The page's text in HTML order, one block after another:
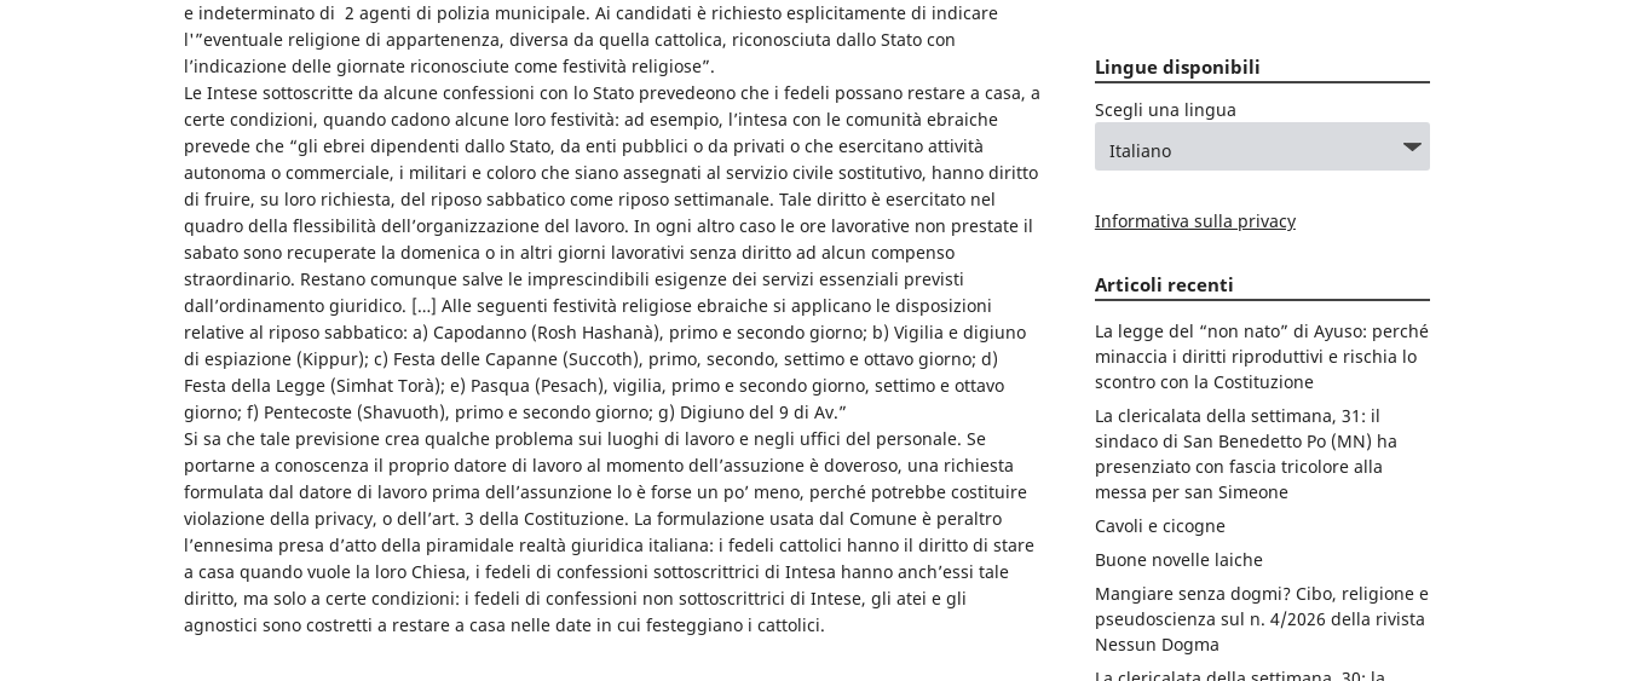
e indeterminato di 2 agenti di polizia municipale. Ai candidati è richiesto esplicitamente di indicare
l'”eventuale religione di appartenenza, diversa da quella cattolica, riconosciuta dallo Stato con
l’indicazione delle giornate riconosciute come festività religiose”.
Le Intese sottoscritte da alcune confessioni con lo Stato prevedeono che i fedeli possano restare a casa, a
certe condizioni, quando cadono alcune loro festività: ad esempio, l’intesa con le comunità ebraiche
prevede che “gli ebrei dipendenti dallo Stato, da enti pubblici o da privati o che esercitano attività
autonoma o commerciale, i militari e coloro che siano assegnati al servizio civile sostitutivo, hanno diritto
di fruire, su loro richiesta, del riposo sabbatico come riposo settimanale. Tale diritto è esercitato nel
quadro della flessibilità dell’organizzazione del lavoro. In ogni altro caso le ore lavorative non prestate il
sabato sono recuperate la domenica o in altri giorni lavorativi senza diritto ad alcun compenso
straordinario. Restano comunque salve le imprescindibili esigenze dei servizi essenziali previsti
dall’ordinamento giuridico. […] Alle seguenti festività religiose ebraiche si applicano le disposizioni
relative al riposo sabbatico: a) Capodanno (Rosh Hashanà), primo e secondo giorno; b) Vigilia e digiuno
di espiazione (Kippur); c) Festa delle Capanne (Succoth), primo, secondo, settimo e ottavo giorno; d)
Festa della Legge (Simhat Torà); e) Pasqua (Pesach), vigilia, primo e secondo giorno, settimo e ottavo
giorno; f) Pentecoste (Shavuoth), primo e secondo giorno; g) Digiuno del 9 di Av.”
Si sa che tale previsione crea qualche problema sui luoghi di lavoro e negli uffici del personale. Se
portarne a conoscenza il proprio datore di lavoro al momento dell’assuzione è doveroso, una richiesta
formulata dal datore di lavoro prima dell’assunzione lo è forse un po’ meno, perché potrebbe costituire
violazione della privacy, o dell’art. 3 della Costituzione. La formulazione usata dal Comune è peraltro
l’ennesima presa d’atto della piramidale realtà giuridica italiana: i fedeli cattolici hanno il diritto di stare
a casa quando vuole la loro Chiesa, i fedeli di confessioni sottoscrittrici di Intesa hanno anch’essi tale
diritto, ma solo a certe condizioni: i fedeli di confessioni non sottoscrittrici di Intese, gli atei e gli
agnostici sono costretti a restare a casa nelle date in cui festeggiano i cattolici.
Lingue disponibili
Scegli una lingua
Informativa sulla privacy
Articoli recenti
La legge del “non nato” di Ayuso: perché
minaccia i diritti riproduttivi e rischia lo
scontro con la Costituzione
La clericalata della settimana, 31: il
sindaco di San Benedetto Po (MN) ha
presenziato con fascia tricolore alla
messa per san Simeone
Cavoli e cicogne
Buone novelle laiche
Mangiare senza dogmi? Cibo, religione e
pseudoscienza sul n. 4/2026 della rivista
Nessun Dogma